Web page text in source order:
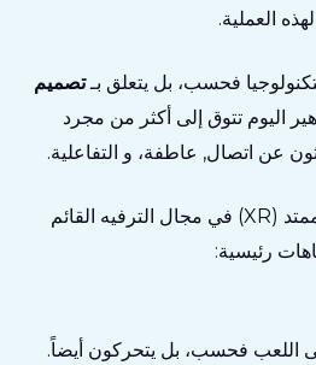
العملية.
فحسب، بل يتعلق بـتصميم
اليوم تتوق إلى أكثر من مجرد
عن اتصال, عاطفة، و التفاعلية.
يرجع نجاح تقنية الواقع الممتد (XR) في مجال الترفيه القائم
رئيسية:
اللعب فحسب، بل يتحركون أيضاً.